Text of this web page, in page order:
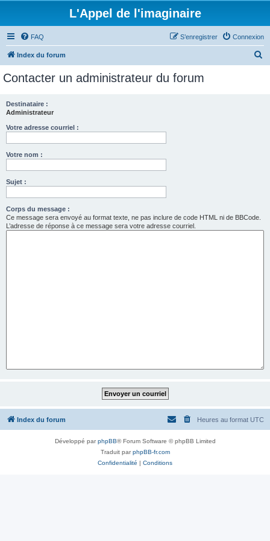
L'Appel de l'imaginaire
FAQ Connexion
S’enregistrer
Index du forum
Contacter un administrateur du forum
Destinataire :
Administrateur
Votre adresse courriel :
Votre nom :
Sujet :
Corps du message :
Ce message sera envoyé au format texte, ne pas inclure de code HTML ni de BBCode.
L’adresse de réponse à ce message sera votre adresse courriel.
Index du forum Heures au format UTC
Développé parphpBB® Forum Software © phpBB Limited
Traduit parphpBB-fr.com
Confidentialité | Conditions